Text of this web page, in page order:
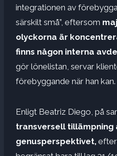
integrationen av
särskilt små”, eftersom
olyckorna är
finns någon interna
gör lönelistan, servar
förebyggande när han kan.
Enligt Beatriz Diego, på
transversell tillämpning
genusperspektivet,